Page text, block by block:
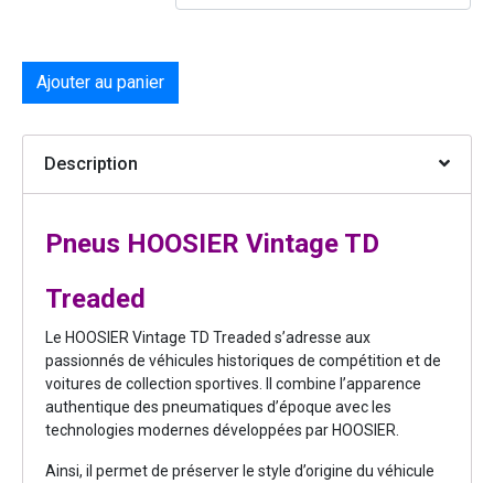
Ajouter au panier
Description
Pneus HOOSIER Vintage TD
Treaded
Le HOOSIER Vintage TD Treaded s’adresse aux
passionnés de véhicules historiques de compétition et de
voitures de collection sportives. Il combine l’apparence
authentique des pneumatiques d’époque avec les
technologies modernes développées par HOOSIER.
Ainsi, il permet de préserver le style d’origine du véhicule